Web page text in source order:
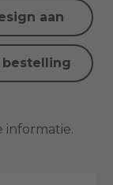
aan
bestelling
informatie.